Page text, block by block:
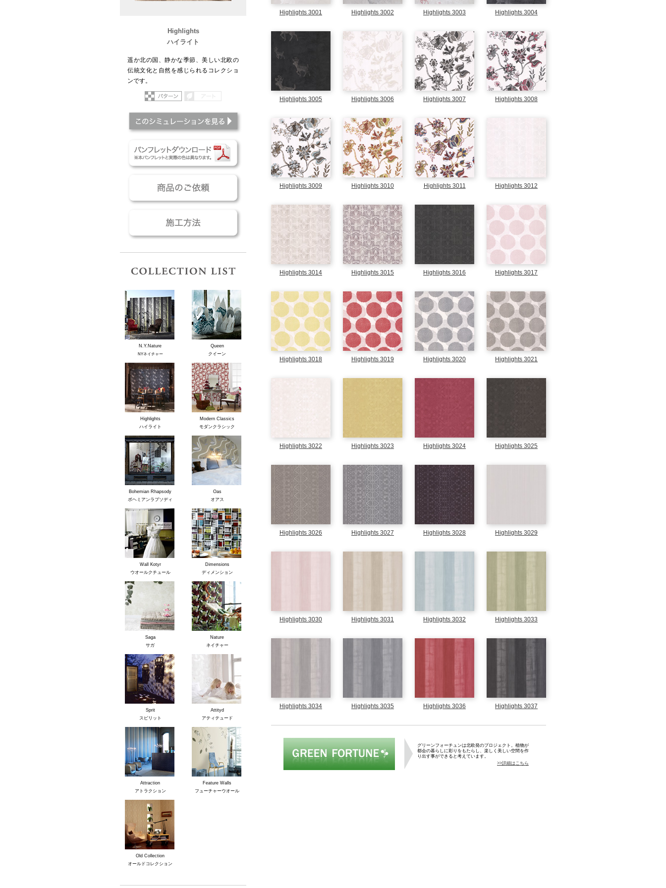
Highlights 3001 Highlights 3002 Highlights 3003 Highlights 3004
Highlights 3005 Highlights 3006 Highlights 3007 Highlights 3008
Highlights 3009 Highlights 3010 Highlights 3011 Highlights 3012
Highlights 3014 Highlights 3015 Highlights 3016 Highlights 3017
Highlights 3018 Highlights 3019 Highlights 3020 Highlights 3021
Highlights 3022 Highlights 3023 Highlights 3024 Highlights 3025
Highlights 3026 Highlights 3027 Highlights 3028 Highlights 3029
Highlights 3030 Highlights 3031 Highlights 3032 Highlights 3033
Highlights 3034 Highlights 3035 Highlights 3036 Highlights 3037
グリーンフォーチュン
グリーンフォーチュンは北欧発のプロジェクト。植物が
都会の暮らしに彩りをもたらし、楽しく美しい空間を作
り出す事ができると考えています。
>>詳細はこちら
Highlights
ハイライト
遥か北の国、静かな季節、美しい北欧の
伝統文化と自然を感じられるコレクショ
ンです。
パターン
パンフレットダウンロード
商品のご依頼
N.Y.Nature
NYネイチャー
Queen
クイーン
Highlights
ハイライト
Modern Classics
モダンクラシック
Bohemian Rhapsody
ボヘミアンラプソディ
Oas
オアス
Wall Kotyr
ウオールクチュール
Dimensions
ディメンション
Saga
サガ
Nature
ネイチャー
Sprit
スピリット
Attityd
アティテュード
Attraction
アトラクション
Feature Walls
フューチャーウオール
Old Collection
オールドコレクション